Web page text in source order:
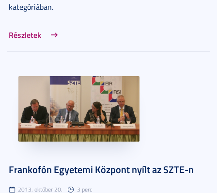
kategóriában.
Részletek
Frankofón Egyetemi Központ nyílt az SZTE-n
2013. október 20. 3 perc